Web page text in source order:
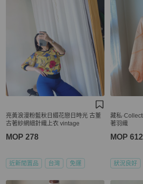
亮黃浪漫粉藍秋日綴花戀日時光 古董
古著紗網細針織上衣 vintage
MOP 278
近新閒置品 台灣 免運
藏私
著羽織
MOP 612
狀況良好